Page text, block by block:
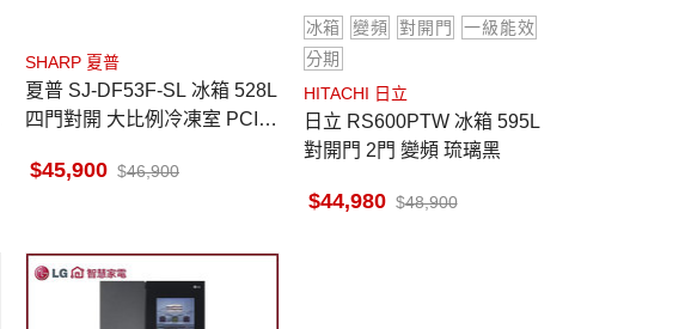
SHARP 夏普
夏普 SJ-DF53F-SL 冰箱 528L
四門對開 大比例冷凍室 PCI自
45,900 46,900
冰箱 變頻 對開門
一級能效
分期
HITACHI 日立
日立 RS600PTW 冰箱 595L
對開門 2門 變頻 琉璃黑
44,980 48,900